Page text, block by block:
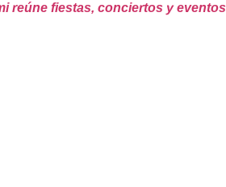
reúne fiestas, conciertos y eventos